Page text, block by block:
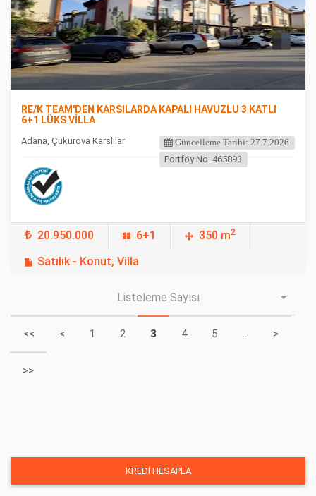
RE/K TEAM'DEN KARSILARDA KAPALI HAVUZLU 3 KATLI
6+1 LÜKS VİLLA
Adana, Çukurova Karslılar Güncelleme Tarihi: 27.7.2026
Portföy No: 465893
20.950.000 6+1 350 m2
Satılık - Konut, Villa
Listeleme Sayısı
<< < 1 2 3 4 5 ... >
>>